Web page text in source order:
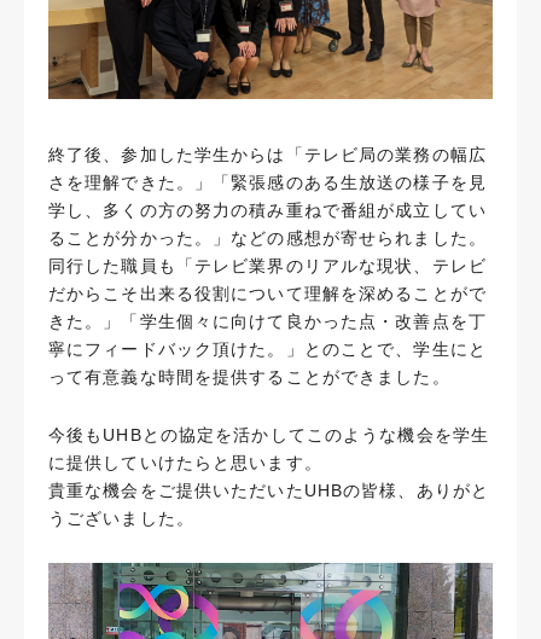
終了後、参加した学生からは「テレビ局の業務の幅広
さを理解できた。」「緊張感のある生放送の様子を見
学し、多くの方の努力の積み重ねで番組が成立してい
ることが分かった。」などの感想が寄せられました。
同行した職員も「テレビ業界のリアルな現状、テレビ
だからこそ出来る役割について理解を深めることがで
きた。」「学生個々に向けて良かった点・改善点を丁
寧にフィードバック頂けた。」とのことで、学生にと
って有意義な時間を提供することができました。
今後もUHBとの協定を活かしてこのような機会を学生
に提供していけたらと思います。
貴重な機会をご提供いただいたUHBの皆様、ありがと
うございました。